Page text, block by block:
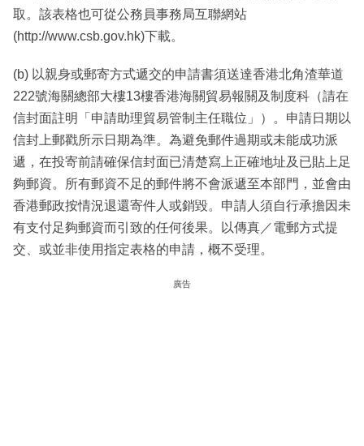
取。該表格也可從公務員事務局互聯網站
(http://www.csb.gov.hk)下載。
(b) 以親身或郵寄方式遞交的申請書須送達香港北角渣華道
222號海關總部大樓13樓香港海關貿易報關及制度科（請在
信封面註明「申請助理貿易管制主任職位」）。申請日期以
信封上郵戳所示日期為準。為避免郵件過期或未能成功派
遞，在投寄前請確保信封面已清楚寫上正確地址及已貼上足
夠郵資。所有郵資不足的郵件將不會派遞至本部門，並會由
香港郵政按情況退還寄件人或銷毀。申請人須自行承擔因未
有支付足夠郵資而引致的任何後果。以傳真／電郵方式提
交、或並非使用指定表格的申請，概不受理。
廣告